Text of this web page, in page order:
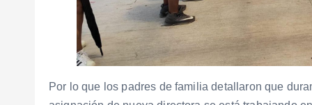
Por lo que los padres de familia detallaron que